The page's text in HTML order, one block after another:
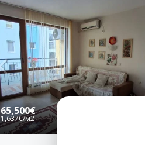
65,500€
1,637€/м2